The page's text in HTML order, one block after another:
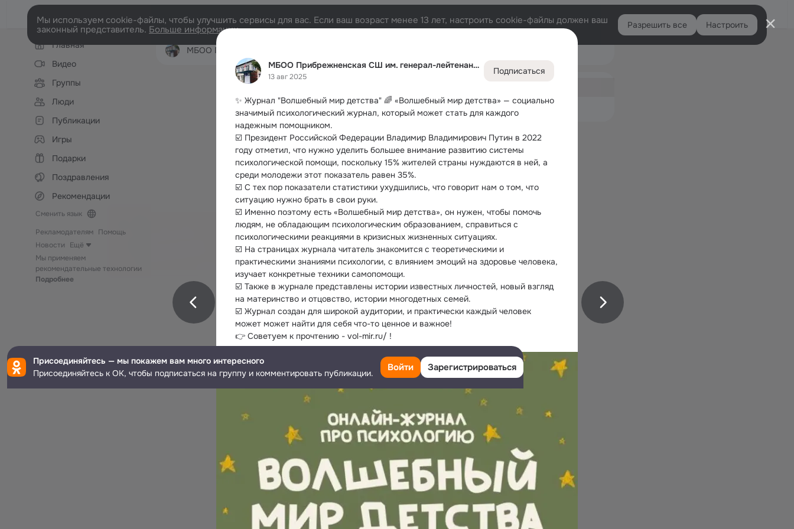
МБОО Прибрежненская СШ им. генерал-лейтенанта И.И
13 авг 2025
Подписаться
✨ Журнал "Волшебный мир детства" 🌈 «Волшебный мир детства» — социально
значимый психологический журнал, который может стать для каждого
надежным помощником.
☑️ Президент Российской Федерации Владимир Владимирович Путин в 2022
году отметил, что нужно уделить большее внимание развитию системы
психологической помощи, поскольку 15% жителей страны нуждаются в ней, а
среди молодежи этот показатель равен 35%.
☑️ С тех пор показатели статистики ухудшились, что говорит нам о том, что
ситуацию нужно брать в свои руки.
☑️ Именно поэтому есть «Волшебный мир детства», он нужен, чтобы помочь
людям, не обладающим психологическим образованием, справиться с
психологическими реакциями в кризисных жизненных ситуациях.
☑️ На страницах журнала читатель знакомится с теоретическими и
практическими знаниями психологии, с влиянием эмоций на здоровье человека,
изучает конкретные техники самопомощи.
☑️ Также в журнале представлены истории известных личностей, новый взгляд
на материнство и отцовство, истории многодетных семей.
☑️ Журнал создан для широкой аудитории, и практически каждый человек
может может найти для себя что-то ценное и важное!
👉 Советуем к прочтению - vol-mir.ru/ !
Войти
Мы используем cookie-файлы, чтобы улучшить сервисы для вас. Если ваш возраст менее 13 лет, настроить cookie-файлы должен ваш
законный представитель. Больше информации Разрешить все Настроить
Левая
колонкаГлавная
Видео
Группы
Люди
Публикации
Игры
Подарки
Поздравления
Рекомендации
Сменить язык
Рекламодателям Помощь
Новости
Ещё
Мы применяем
рекомендательные технологии
Подробнее
МБОО Прибрежненская СШ им. генерал-лейтенанта И.И
Дополнительная
Обсуждаемые
Присоединяйтесь — мы покажем вам много интересного
Присоединяйтесь к ОК, чтобы подписаться на группу и комментировать публикации.
Войти Зарегистрироваться